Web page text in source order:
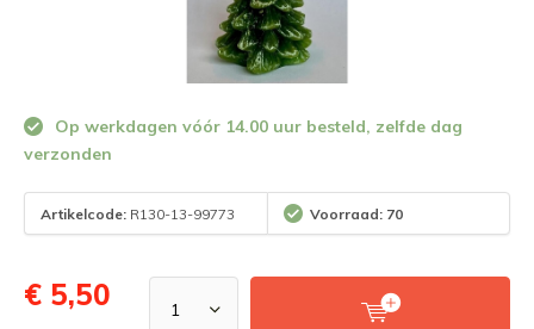
Op werkdagen vóór 14.00 uur besteld, zelfde dag
verzonden
Artikelcode: R130-13-99773 Voorraad: 70
€ 5,50